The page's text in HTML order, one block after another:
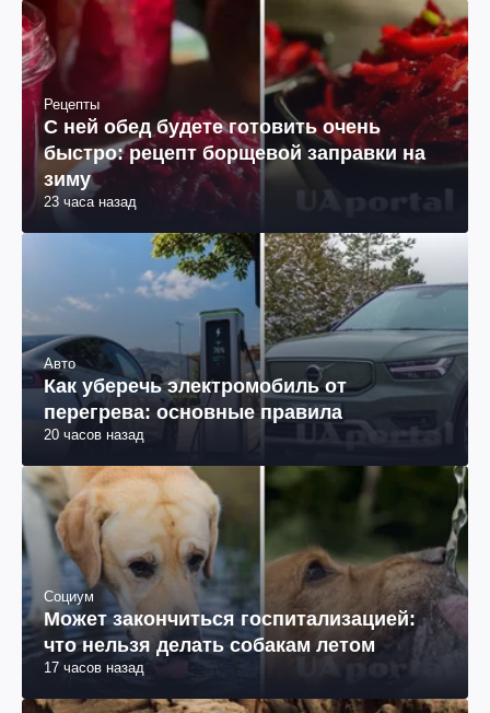
Рецепты
С ней обед будете готовить очень
быстро: рецепт борщевой заправки на
зиму
23 часа назад
Авто
Как уберечь электромобиль от
перегрева: основные правила
20 часов назад
Социум
Может закончиться госпитализацией:
что нельзя делать собакам летом
17 часов назад